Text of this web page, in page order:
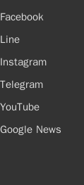
Facebook
Line
Instagram
Telegram
YouTube
Google News